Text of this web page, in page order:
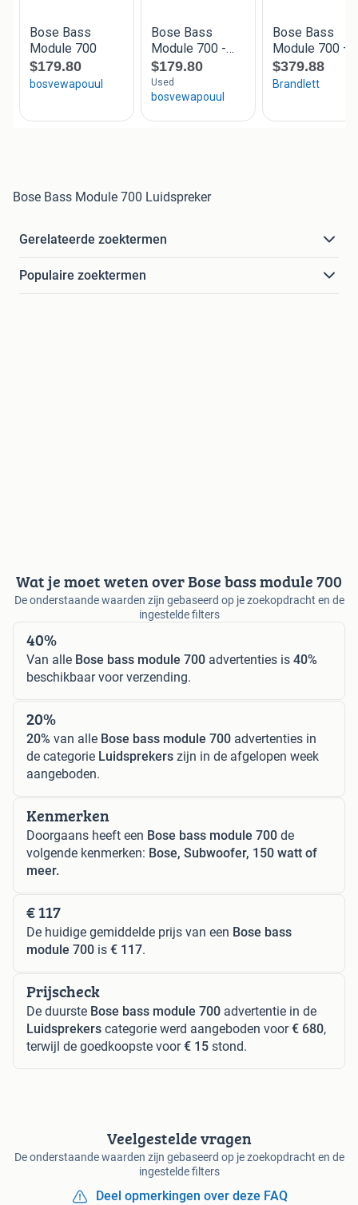
Bose Bass Module 700 Luidspreker
Gerelateerde zoektermen
Populaire zoektermen
Wat je moet weten over Bose bass module 700
De onderstaande waarden zijn gebaseerd op je zoekopdracht en de
ingestelde filters
40%
Van alle Bose bass module 700 advertenties is 40%
beschikbaar voor verzending.
20%
20% van alle Bose bass module 700 advertenties in
de categorie Luidsprekers zijn in de afgelopen week
aangeboden.
Kenmerken
Doorgaans heeft een Bose bass module 700 de
volgende kenmerken: Bose, Subwoofer, 150 watt of
meer.
€ 117
De huidige gemiddelde prijs van een Bose bass
module 700 is € 117.
Prijscheck
De duurste Bose bass module 700 advertentie in de
Luidsprekers categorie werd aangeboden voor€ 680,
terwijl de goedkoopste voor€ 15 stond.
Veelgestelde vragen
De onderstaande waarden zijn gebaseerd op je zoekopdracht en de
ingestelde filters
Deel opmerkingen over deze FAQ